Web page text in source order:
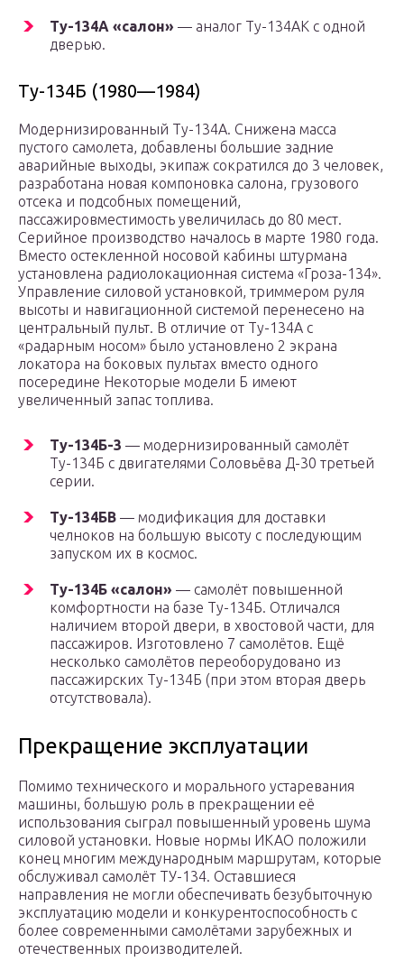
Ту-134А «салон» — аналог Ту-134АК с одной
дверью.
Ту-134Б (1980—1984)
Модернизированный Ту-134А. Снижена масса
пустого самолета, добавлены большие задние
аварийные выходы, экипаж сократился до 3 человек,
разработана новая компоновка салона, грузового
отсека и подсобных помещений,
пассажировместимость увеличилась до 80 мест.
Серийное производство началось в марте 1980 года.
Вместо остекленной носовой кабины штурмана
установлена радиолокационная система «Гроза-134».
Управление силовой установкой, триммером руля
высоты и навигационной системой перенесено на
центральный пульт. В отличие от Ту-134А с
«радарным носом» было установлено 2 экрана
локатора на боковых пультах вместо одного
посередине Некоторые модели Б имеют
увеличенный запас топлива.
Ту-134Б-3 — модернизированный самолёт
Ту-134Б с двигателями Соловьёва Д-30 третьей
серии.
Ту-134БВ — модификация для доставки
челноков на большую высоту с последующим
запуском их в космос.
Ту-134Б «салон» — самолёт повышенной
комфортности на базе Ту-134Б. Отличался
наличием второй двери, в хвостовой части, для
пассажиров. Изготовлено 7 самолётов. Ещё
несколько самолётов переоборудовано из
пассажирских Ту-134Б (при этом вторая дверь
отсутствовала).
Прекращение эксплуатации
Помимо технического и морального устаревания
машины, большую роль в прекращении её
использования сыграл повышенный уровень шума
силовой установки. Новые нормы ИКАО положили
конец многим международным маршрутам, которые
обслуживал самолёт ТУ-134. Оставшиеся
направления не могли обеспечивать безубыточную
эксплуатацию модели и конкурентоспособность с
более современными самолётами зарубежных и
отечественных производителей.